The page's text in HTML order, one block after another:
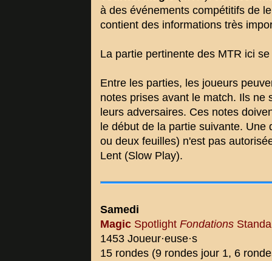
à des événements compétitifs de
contient des informations très
La partie pertinente des MTR ici
Entre les parties, les joueurs
notes prises avant le match. Ils ne
leurs adversaires. Ces notes
le début de la partie suivante.
ou deux feuilles) n'est pas
Lent (Slow Play).
Samedi
Magic Spotlight Fondations
1453 Joueur·euse·s
15 rondes (9 rondes jour 1, 6